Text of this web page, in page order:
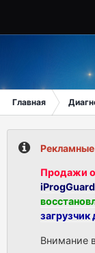
Главная
Продажи
Внимание